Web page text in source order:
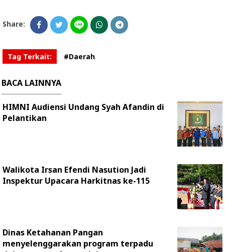
Share:
Tag Terkait: #Daerah
BACA LAINNYA
HIMNI Audiensi Undang Syah Afandin di
Pelantikan
Walikota Irsan Efendi Nasution Jadi
Inspektur Upacara Harkitnas ke-115
Dinas Ketahanan Pangan
menyelenggarakan program terpadu